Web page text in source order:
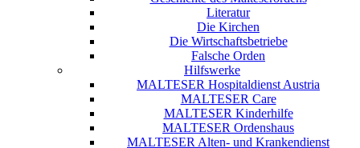
Literatur
Die Kirchen
Die Wirtschaftsbetriebe
Falsche Orden
Hilfswerke
MALTESER Hospitaldienst Austria
MALTESER Care
MALTESER Kinderhilfe
MALTESER Ordenshaus
MALTESER Alten- und Krankendienst